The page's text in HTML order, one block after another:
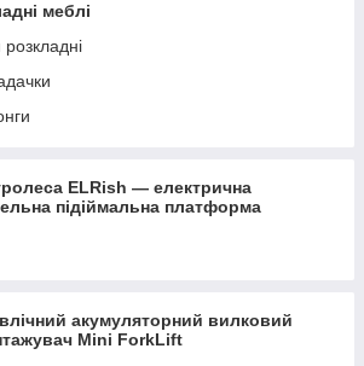
меблі
ELRish — електрична
підіймальна платформа
акумуляторний вилковий
Mini ForkLift